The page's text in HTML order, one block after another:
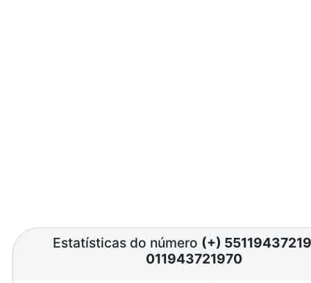
Estatísticas do número (+)
011943721970